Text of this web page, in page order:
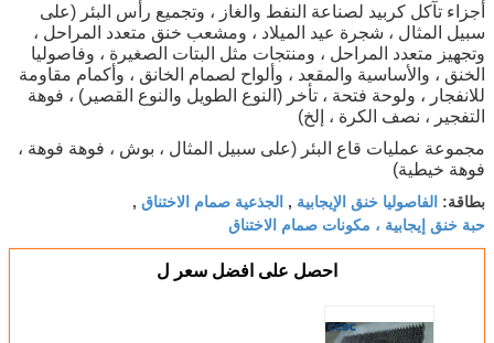
أجزاء تآكل كربيد لصناعة النفط والغاز ، وتجميع رأس البئر (على
سبيل المثال ، شجرة عيد الميلاد ، ومشعب خنق متعدد المراحل ،
وتجهيز متعدد المراحل ، ومنتجات مثل البتات الصغيرة ، وفاصوليا
الخنق ، والأساسية والمقعد ، وألواح لصمام الخانق ، وأكمام مقاومة
للانفجار ، ولوحة فتحة ، تأخر (النوع الطويل والنوع القصير) ، فوهة
التفجير ، نصف الكرة ، إلخ)
مجموعة عمليات قاع البئر (على سبيل المثال ، بوش ، فوهة فوهة ،
فوهة خيطية)
بطاقة: الفاصوليا خنق الإيجابية , الجذعية صمام الاختناق ,
حبة خنق إيجابية ، مكونات صمام الاختناق
احصل على افضل سعر ل